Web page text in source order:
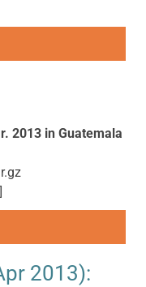
2013 in Guatemala
2013):